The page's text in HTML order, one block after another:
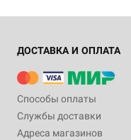
ДОСТАВКА И ОПЛАТА
Способы оплаты
Службы доставки
Адреса магазинов